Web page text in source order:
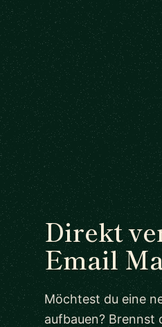
Direkt
Email
Möchtest du eine
aufbauen? Brennst